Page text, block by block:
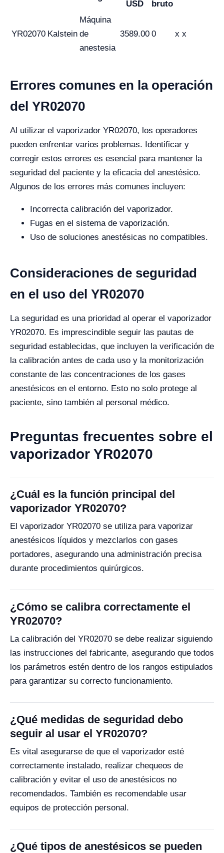
USD bruto
YR02070 Kalstein
Máquina
de
anestesia
3589.00 0 x x
Errores comunes en la operación
del YR02070
Al utilizar el vaporizador YR02070, los operadores
pueden enfrentar varios problemas. Identificar y
corregir estos errores es esencial para mantener la
seguridad del paciente y la eficacia del anestésico.
Algunos de los errores más comunes incluyen:
Incorrecta calibración del vaporizador.
Fugas en el sistema de vaporización.
Uso de soluciones anestésicas no compatibles.
Consideraciones de seguridad
en el uso del YR02070
La seguridad es una prioridad al operar el vaporizador
YR02070. Es imprescindible seguir las pautas de
seguridad establecidas, que incluyen la verificación de
la calibración antes de cada uso y la monitorización
constante de las concentraciones de los gases
anestésicos en el entorno. Esto no solo protege al
paciente, sino también al personal médico.
Preguntas frecuentes sobre el
vaporizador YR02070
¿Cuál es la función principal del
vaporizador YR02070?
El vaporizador YR02070 se utiliza para vaporizar
anestésicos líquidos y mezclarlos con gases
portadores, asegurando una administración precisa
durante procedimientos quirúrgicos.
¿Cómo se calibra correctamente el
YR02070?
La calibración del YR02070 se debe realizar siguiendo
las instrucciones del fabricante, asegurando que todos
los parámetros estén dentro de los rangos estipulados
para garantizar su correcto funcionamiento.
¿Qué medidas de seguridad debo
seguir al usar el YR02070?
Es vital asegurarse de que el vaporizador esté
correctamente instalado, realizar chequeos de
calibración y evitar el uso de anestésicos no
recomendados. También es recomendable usar
equipos de protección personal.
¿Qué tipos de anestésicos se pueden